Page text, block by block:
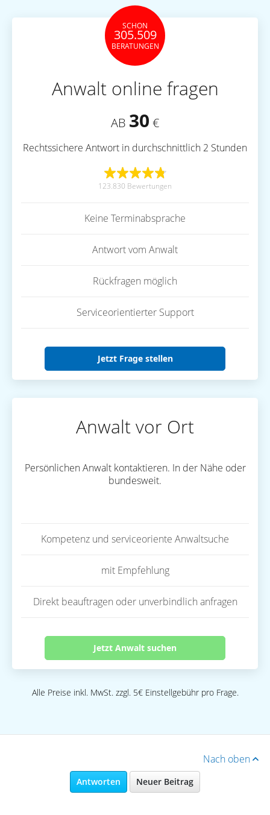
SCHON
305.509
BERATUNGEN
Anwalt online fragen
AB 30 €
Rechtssichere Antwort in durchschnittlich 2 Stunden
123.830 Bewertungen
Keine Terminabsprache
Antwort vom Anwalt
Rückfragen möglich
Serviceorientierter Support
Jetzt Frage stellen
Anwalt vor Ort
Persönlichen Anwalt kontaktieren. In der Nähe oder
bundesweit.
Kompetenz und serviceoriente Anwaltsuche
mit Empfehlung
Direkt beauftragen oder unverbindlich anfragen
Jetzt Anwalt suchen
Alle Preise inkl. MwSt. zzgl. 5€ Einstellgebühr pro Frage.
Nach oben
Antworten Neuer Beitrag